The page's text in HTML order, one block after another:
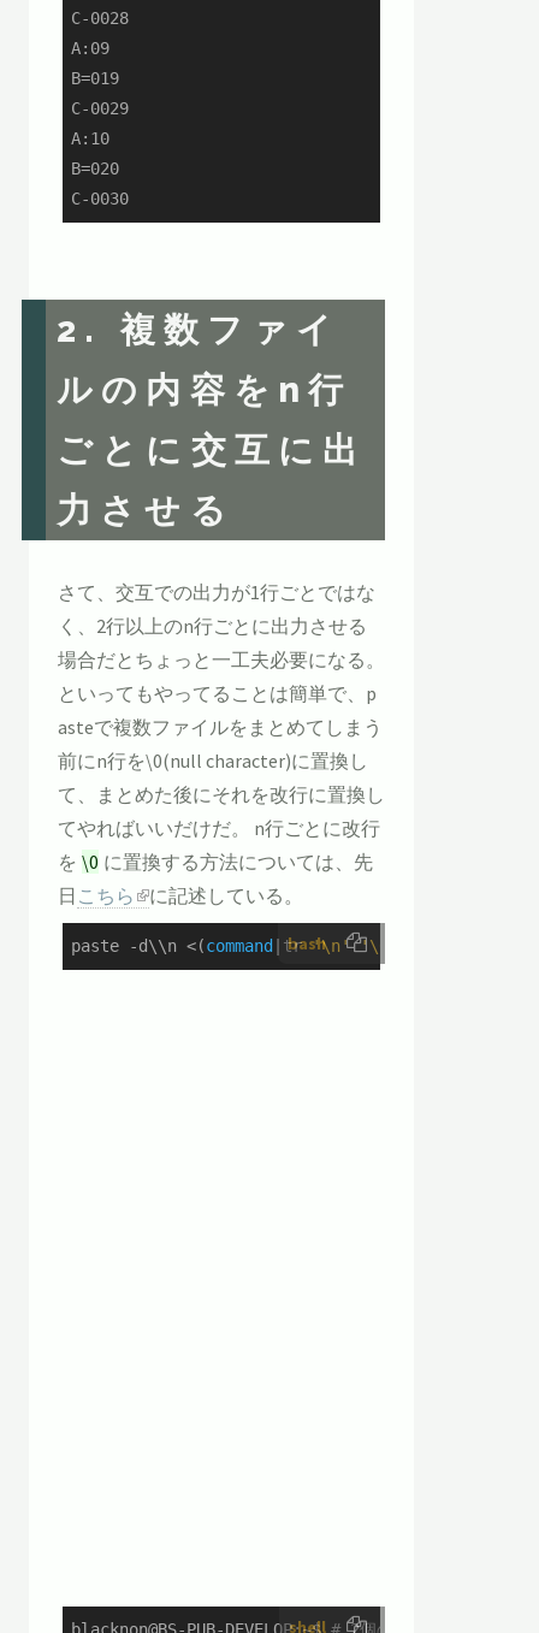
C-0028
A:09
B=019
C-0029
A:10
B=020
C-0030
2. 複数ファイ
ルの内容をn行
ごとに交互に出
力させる
さて、交互での出力が1行ごとではな
く、2行以上のn行ごとに出力させる
場合だとちょっと一工夫必要になる。
といってもやってることは簡単で、p
asteで複数ファイルをまとめてしまう
前にn行を\0(null character)に置換し
て、まとめた後にそれを改行に置換し
てやればいいだけだ。 n行ごとに改行
を \0 に置換する方法については、先
日 こちら に記述している。
bash
paste -d\\n <(command |tr '\n' '\0'
shell